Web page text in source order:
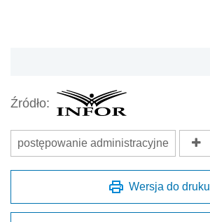
Źródło:
postępowanie administracyjne
Wersja do druku